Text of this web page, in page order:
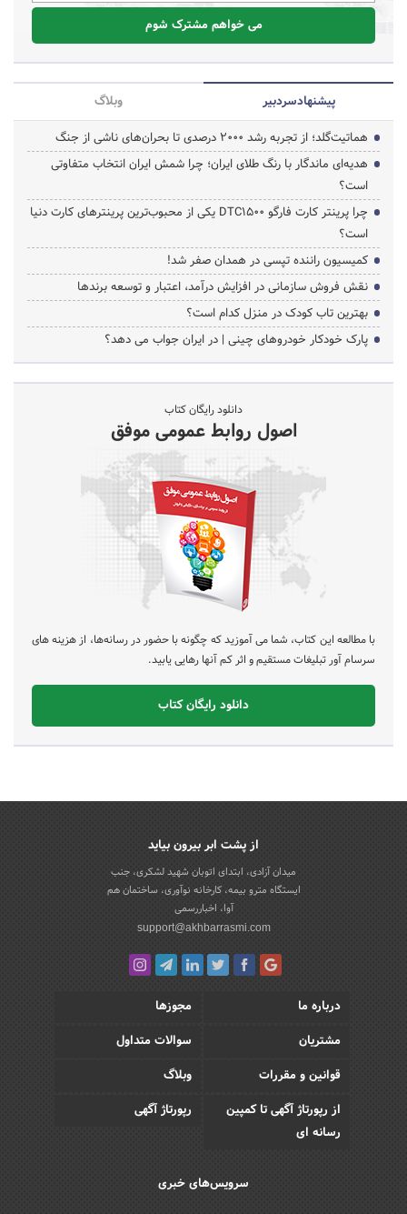
می خواهم مشترک شوم
پیشنهاد‌سردبیر
وبلاگ
هماتیت‌گلد؛ از تجربه رشد ۲۰۰۰ درصدی تا بحران‌های ناشی از جنگ
هدیه‌ای ماندگار با رنگ طلای ایران؛ چرا شمش ایران انتخاب متفاوتی
است؟
چرا پرینتر کارت فارگو DTC1500 یکی از محبوب‌ترین پرینترهای کارت دنیا
است؟
کمیسیون راننده تپسی در همدان صفر شد!
نقش فروش سازمانی در افزایش درآمد، اعتبار و توسعه برندها
بهترین تاب کودک در منزل کدام است؟
پارک خودکار خودروهای چینی | در ایران جواب می دهد؟
دانلود رایگان کتاب
اصول روابط عمومی موفق
با مطالعه این کتاب، شما می آموزید که چگونه با حضور در رسانه‌ها، از هزینه های
سرسام آور تبلیغات مستقیم و اثر کم آنها رهایی یابید.
دانلود رایگان کتاب
از پشت ابر بیرون بیاید
میدان آزادی، ابتدای اتوبان شهید لشکری، جنب
ایستگاه مترو بیمه، کارخانه نوآوری، ساختمان هم
آوا، اخباررسمی
support@akhbarrasmi.com
درباره ما
مجوزها
مشتریان
سوالات متداول
قوانین و مقررات
وبلاگ
از رپورتاژ آگهی تا کمپین
رسانه ای
رپورتاژ آگهی
سرویس‌های خبری